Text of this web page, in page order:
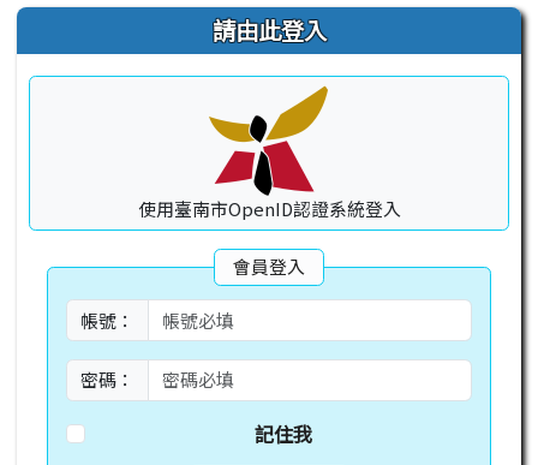
右邊區域內容 請由此登入
使用臺南市OpenID認證系統登入
會員登入
帳號：
密碼：
記住我